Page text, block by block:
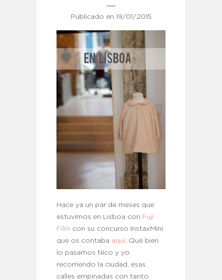
Publicado en 19/01/2015
Hace ya un par de meses que
estuvimos en Lisboa con Fuji
Film con su concurso InstaxMini
que os contaba aquí . Qué bien
lo pasamos Nico y yo
recorriendo la ciudad, esas
calles empinadas con tanto